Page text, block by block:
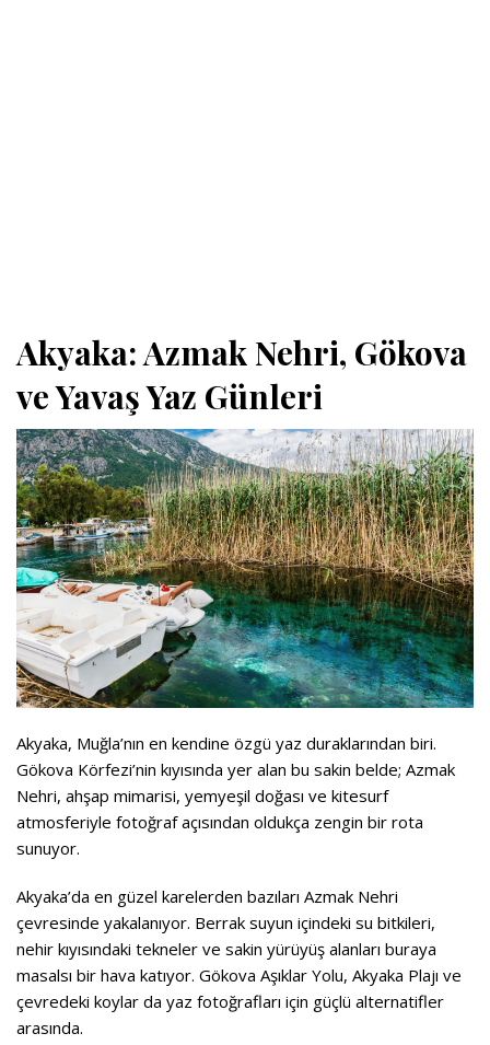
Akyaka: Azmak Nehri, Gökova
ve Yavaş Yaz Günleri
Akyaka, Muğla’nın en kendine özgü yaz duraklarından biri.
Gökova Körfezi’nin kıyısında yer alan bu sakin belde; Azmak
Nehri, ahşap mimarisi, yemyeşil doğası ve kitesurf
atmosferiyle fotoğraf açısından oldukça zengin bir rota
sunuyor.
Akyaka’da en güzel karelerden bazıları Azmak Nehri
çevresinde yakalanıyor. Berrak suyun içindeki su bitkileri,
nehir kıyısındaki tekneler ve sakin yürüyüş alanları buraya
masalsı bir hava katıyor. Gökova Aşıklar Yolu, Akyaka Plajı ve
çevredeki koylar da yaz fotoğrafları için güçlü alternatifler
arasında.